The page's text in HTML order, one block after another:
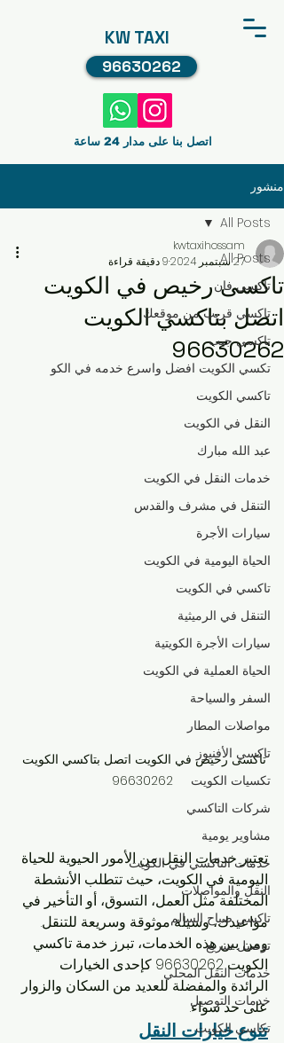
KW TAXI
96630262
اتصل بنا على مدار 24 ساعة
منشور
All Posts
تاكسي فان
تاكسي قريب من موقعك
تاكسي جيب
تكسي الكويت افضل واسرع خدمه في الكو
تاكسي الكويت
النقل في الكويت
عبد الله مبارك
خدمات النقل في الكويت
التنقل في مشرف والقدس
سيارات الأجرة
الحياة اليومية في الكويت
تاكسي في الكويت
التنقل في الرميثية
سيارات الأجرة الكويتية
الحياة العملية في الكويت
السفر والسياحة
مواصلات المطار
تاكسي الأفنيوز
تكسيات الكويت
شركات التاكسي
مشاوير يومية
خدمات التاكسي في الكويت
النقل والمواصلات
تاكسي صباح السالم
توصيل سريع
خدمات النقل المحلي
خدمات التوصيل
تكاسي الكويت
All Posts
تاكسى رخيص في الكويت
اتصل بتاكسي الكويت
96630262
kwtaxihossam
27 سبتمبر 2024
9 دقيقة قراءة
تاكسى رخيص في الكويت اتصل بتاكسي الكويت
96630262
تعتبر خدمات النقل من الأمور الحيوية للحياة
اليومية في الكويت، حيث تتطلب الأنشطة
المختلفة مثل العمل، التسوق، أو التأخير في
مواعيدك، وسيلة موثوقة وسريعة للتنقل.
ومن بين هذه الخدمات، تبرز خدمة تاكسي
الكويت 96630262 كإحدى الخيارات
الرائدة والمفضلة للعديد من السكان والزوار
على حد سواء.
تنوع خيارات النقل